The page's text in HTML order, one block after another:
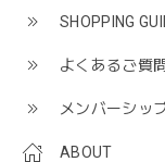
SHOPPING
よくあるご質問
メンバーシッ
ABOUT